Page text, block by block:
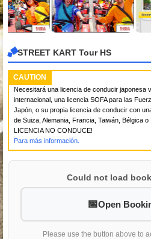
STREET KART Tour HS
CAUTION
Necesitará una licencia de conducir japonesa
internacional, una licencia SOFA para las
Japón, o su propia licencia de conducir con
de Suiza, Alemania, Francia, Taiwán, Bélgica o
LICENCIA NO CONDUCE!
Para más información.
Could not load
Open
Please use the button above to